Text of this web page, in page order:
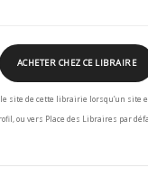
ACHETER CHEZ CE LIBRAIRE
site de cette librairie lorsqu’un site
ou vers Place des Libraires par